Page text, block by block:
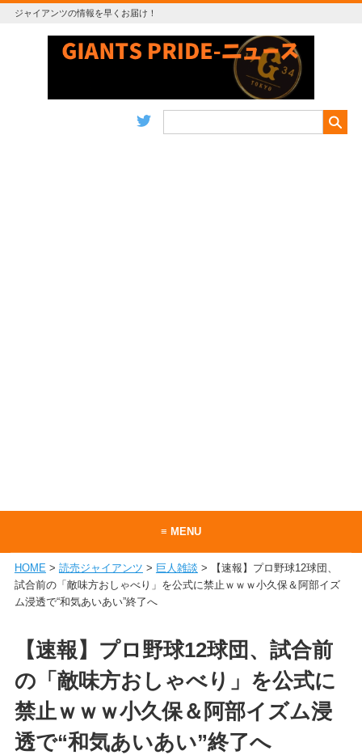
ジャイアンツの情報を早くお届け！
≡ MENU
ホーム
当サイトについて
HOME> 読売ジャイアンツ > 巨人雑談 > 【速報】プロ野球12球団、
試合前の「敵味方おしゃべり」を公式に禁止ｗｗｗ小久保＆阿部イズ
ム浸透で“和気あいあい”終了へ
【速報】プロ野球12球団、試合前
の「敵味方おしゃべり」を公式に
禁止ｗｗｗ小久保＆阿部イズム浸
透で“和気あいあい”終了へ